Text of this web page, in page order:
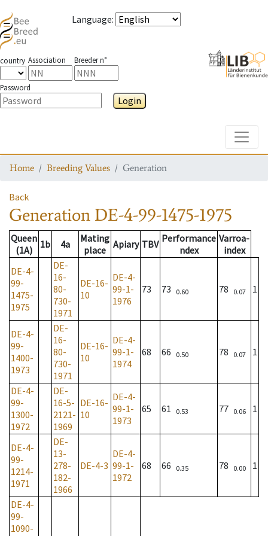
Language:
country Association Breeder n°
Password
Login
Home Breeding Values Generation
Back
Generation DE-4-99-1475-1975
Queen
(1A)
1b 4a
Mating
place Apiary TBV Performance
ndex
Varroa-
index
DE-4-
99-
1475-
1975
DE-
16-
80-
730-
1971
DE-16-
10
DE-4-
99-1-
1976
73 73 0.60 78 0.07 1
DE-4-
99-
1400-
1973
DE-
16-
80-
730-
1971
DE-16-
10
DE-4-
99-1-
1974
68 66 0.50 78 0.07 1
DE-4-
99-
1300-
1972
DE-
16-5-
2121-
1969
DE-16-
10
DE-4-
99-1-
1973
65 61 0.53 77 0.06 1
DE-4-
99-
1214-
1971
DE-
13-
278-
182-
1966
DE-4-3
DE-4-
99-1-
1972
68 66 0.35 78 0.00 1
DE-4-
99-
1090-